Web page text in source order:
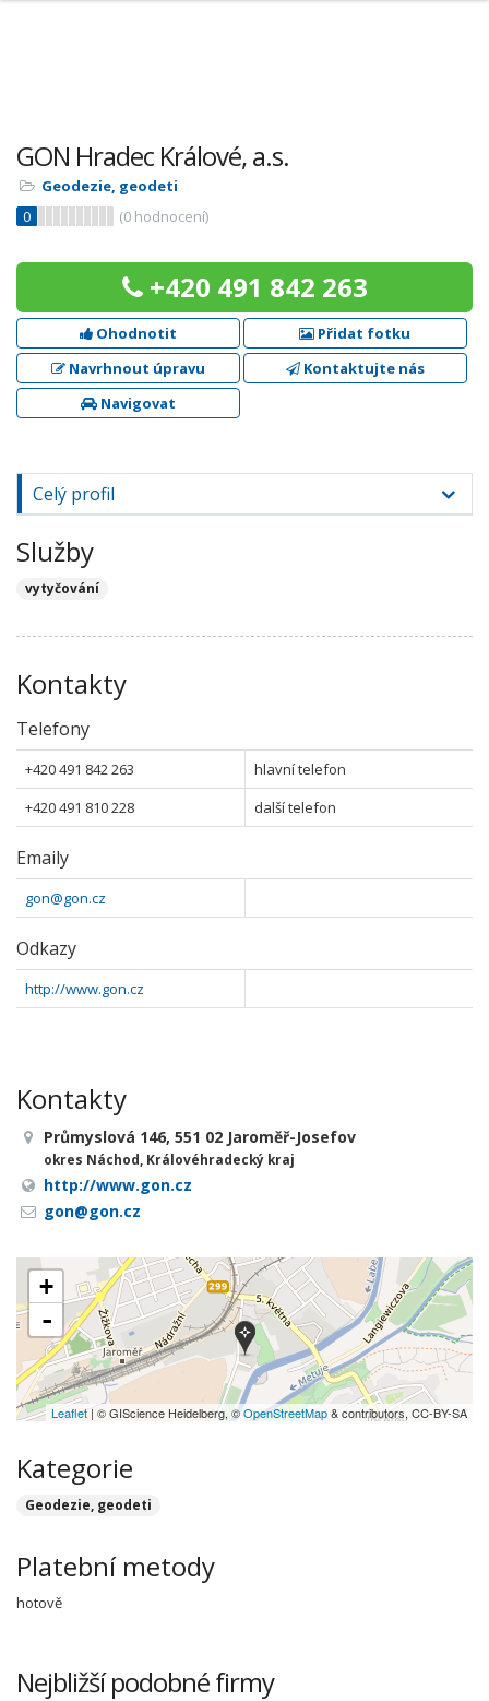
GON Hradec Králové, a.s.
Geodezie, geodeti
0
(0 hodnocení)
+420 491 842 263
Ohodnotit
Přidat fotku
Navrhnout úpravu
Kontaktujte nás
Navigovat
Celý profil
Služby
vytyčování
Kontakty
Telefony
+420 491 842 263
hlavní telefon
+420 491 810 228
další telefon
Emaily
gon@gon.cz
Odkazy
http://www.gon.cz
Kontakty
Průmyslová 146, 551 02 Jaroměř-Josefov
okres Náchod, Královéhradecký kraj
http://www.gon.cz
gon@gon.cz
+
-
Leaflet | © GIScience Heidelberg, ©OpenStreetMap& contributors, CC-BY-SA
Kategorie
Geodezie, geodeti
Platební metody
hotově
Nejbližší podobné firmy